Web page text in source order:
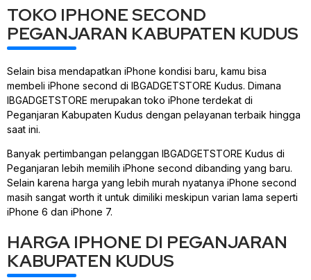
TOKO IPHONE SECOND
PEGANJARAN KABUPATEN KUDUS
Selain bisa mendapatkan iPhone kondisi baru, kamu bisa
membeli iPhone second di IBGADGETSTORE Kudus. Dimana
IBGADGETSTORE merupakan toko iPhone terdekat di
Peganjaran Kabupaten Kudus dengan pelayanan terbaik hingga
saat ini.
Banyak pertimbangan pelanggan IBGADGETSTORE Kudus di
Peganjaran lebih memilih iPhone second dibanding yang baru.
Selain karena harga yang lebih murah nyatanya iPhone second
masih sangat worth it untuk dimiliki meskipun varian lama seperti
iPhone 6 dan iPhone 7.
HARGA IPHONE DI PEGANJARAN
KABUPATEN KUDUS